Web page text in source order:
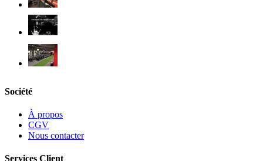
Société
À propos
CGV
Nous contacter
Services Client